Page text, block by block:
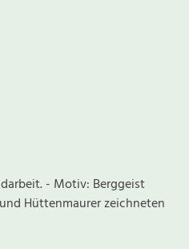
- Motiv: Berggeist
Hüttenmaurer zeichneten